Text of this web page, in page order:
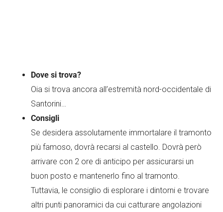
Dove si trova?
Oia si trova ancora all’estremità nord-occidentale di
Santorini…
Consigli
Se desidera assolutamente immortalare il tramonto
più famoso, dovrà recarsi al castello. Dovrà però
arrivare con 2 ore di anticipo per assicurarsi un
buon posto e mantenerlo fino al tramonto.
Tuttavia, le consiglio di esplorare i dintorni e trovare
altri punti panoramici da cui catturare angolazioni